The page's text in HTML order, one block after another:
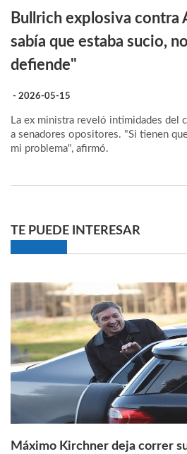
Bullrich explosiva contra
sabía que estaba sucio,
defiende"
- 2026-05-15
La ex ministra reveló intimidades del
a senadores opositores. "Si tienen
mi problema", afirmó.
TE PUEDE INTERESAR
Máximo Kirchner deja correr